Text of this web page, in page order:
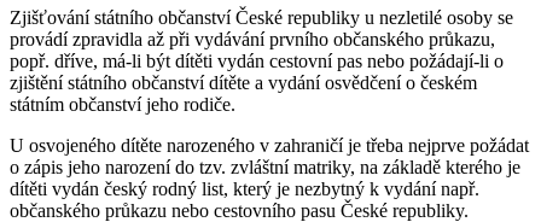
Zjišťování státního občanství České republiky u nezletilé osoby se
provádí zpravidla až při vydávání prvního občanského průkazu,
popř. dříve, má-li být dítěti vydán cestovní pas nebo požádají-li o
zjištění státního občanství dítěte a vydání osvědčení o českém
státním občanství jeho rodiče.
U osvojeného dítěte narozeného v zahraničí je třeba nejprve požádat
o zápis jeho narození do tzv. zvláštní matriky, na základě kterého je
dítěti vydán český rodný list, který je nezbytný k vydání např.
občanského průkazu nebo cestovního pasu České republiky.